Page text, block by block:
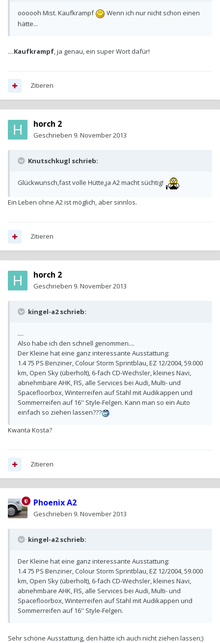
oooooh Mist. Kaufkrampf
Wenn ich nur nicht schon einen
hätte...
....Kaufkrampf, ja genau, ein super Wort dafür!
Zitieren
horch 2
Geschrieben 9. November 2013
Knutschkugl schrieb:
Glückwunsch,fast volle Hütte,ja A2 macht süchtig!
Ein Leben ohne A2 ist möglich, aber sinnlos.
Zitieren
horch 2
Geschrieben 9. November 2013
kingel-a2 schrieb:
....
Also habe ich den schnell genommen....
Der Kleine hat eine ganz interessante Ausstattung:
1.4 75 PS Benziner, Colour Storm Sprintblau, EZ 12/2004, 59.000
km, Open Sky (überholt), 6-fach CD-Wechsler, kleines Navi,
abnehmbare AHK, FIS, alle Services bei Audi, Multi- und
Spacefloorbox, Winterreifen auf Stahl mit Audikappen und
Sommerreifen auf 16'' Style-Felgen. Kann man so ein Auto
einfach so ziehen lassen???
Kwanta Kosta?
Zitieren
Phoenix A2
Geschrieben 9. November 2013
kingel-a2 schrieb:
Der Kleine hat eine ganz interessante Ausstattung:
1.4 75 PS Benziner, Colour Storm Sprintblau, EZ 12/2004, 59.000
km, Open Sky (überholt), 6-fach CD-Wechsler, kleines Navi,
abnehmbare AHK, FIS, alle Services bei Audi, Multi- und
Spacefloorbox, Winterreifen auf Stahl mit Audikappen und
Sommerreifen auf 16'' Style-Felgen.
Sehr schöne Ausstattung, den hätte ich auch nicht ziehen lassen;)